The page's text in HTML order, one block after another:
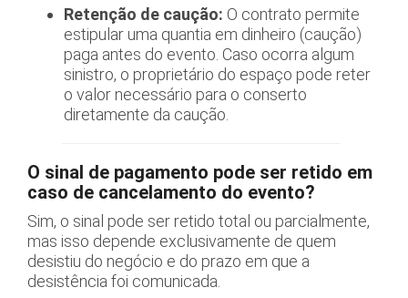
Retenção de caução: O contrato permite
estipular uma quantia em dinheiro (caução)
paga antes do evento. Caso ocorra algum
sinistro, o proprietário do espaço pode reter
o valor necessário para o conserto
diretamente da caução.
O sinal de pagamento pode ser retido em
caso de cancelamento do evento?
Sim, o sinal pode ser retido total ou parcialmente,
mas isso depende exclusivamente de quem
desistiu do negócio e do prazo em que a
desistência foi comunicada.